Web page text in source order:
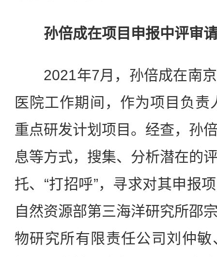
孙倍成在项目申报中评审
2021年7月，孙倍成在南京
医院工作期间，作为项目负
重点研发计划项目。经查，孙
息等方式，搜集、分析潜在的
托、“打招呼”，寻求对其申报
自然资源部第三海洋研究所邵
物研究所有限责任公司刘仲